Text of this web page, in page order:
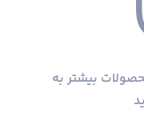
بیشتر به